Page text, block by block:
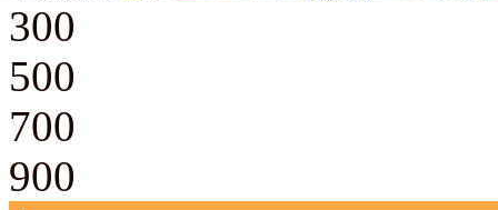
300
500
700
900